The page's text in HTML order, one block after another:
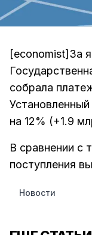
[economist]За
собрала
на 12% (+1.9
В сравнении с
поступления
Новости